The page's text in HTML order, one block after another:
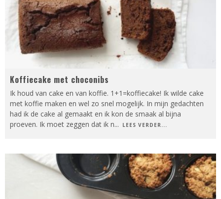
Koffiecake met choconibs
Ik houd van cake en van koffie. 1+1=koffiecake! Ik wilde cake
met koffie maken en wel zo snel mogelijk. In mijn gedachten
had ik de cake al gemaakt en ik kon de smaak al bijna
proeven. Ik moet zeggen dat ik n... LEES VERDER...